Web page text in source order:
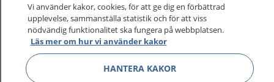
1177 på flera språk Visa
Vi använder kakor, cookies, för att ge dig en förbättrad
upplevelse, sammanställa statistik och för att viss
nödvändig funktionalitet ska fungera på webbplatsen.
Läs mer om hur vi använder kakor
HANTERA KAKOR